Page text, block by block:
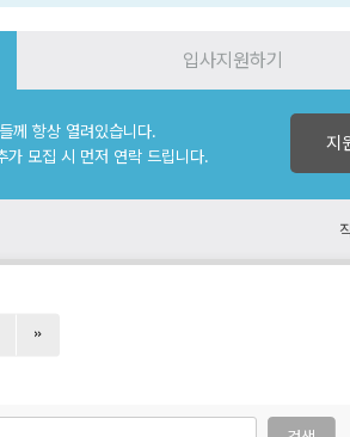
입사지원하기
께 항상 열려있습니다.
가 모집 시 먼저 연락 드립니다.
지